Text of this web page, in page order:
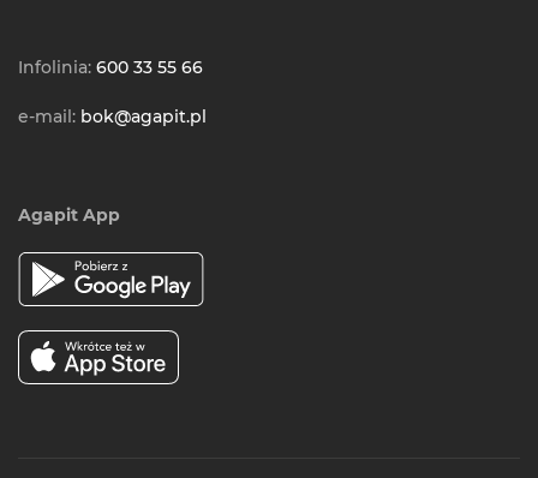
Infolinia: 600 33 55 66
e-mail: bok@agapit.pl
Agapit App